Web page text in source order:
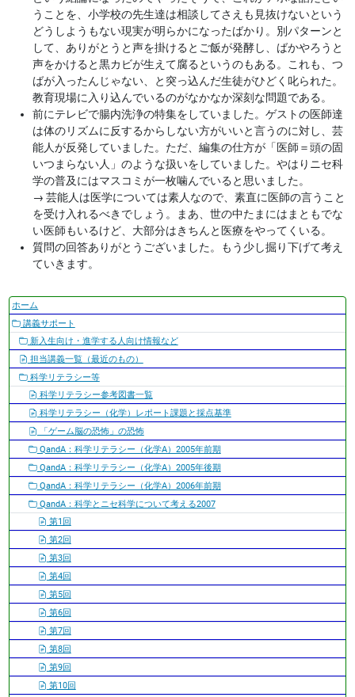
うことを、小学校の先生達は相談してさえも見抜けないという
どうしようもない現実が明らかになったばかり。別パターンと
して、ありがとうと声を掛けるとご飯が発酵し、ばかやろうと
声をかけると黒カビが生えて腐るというのもある。これも、つ
ばが入ったんじゃない、と突っ込んだ生徒がひどく叱られた。
教育現場に入り込んでいるのがなかなか深刻な問題である。
前にテレビで腸内洗浄の特集をしていました。ゲストの医師達
は体のリズムに反するからしない方がいいと言うのに対し、芸
能人が反発していました。ただ、編集の仕方が「医師＝頭の固
いつまらない人」のような扱いをしていました。やはりニセ科
学の普及にはマスコミが一枚噛んでいると思いました。
→ 芸能人は医学については素人なので、素直に医師の言うこと
を受け入れるべきでしょう。まあ、世の中たまにはまともでな
い医師もいるけど、大部分はきちんと医療をやってくいる。
質問の回答ありがとうございました。もう少し掘り下げて考え
ていきます。
ナ
ビ
ゲ
ー
シ
ョ
ン
ホーム
講義サポート
新入生向け・進学する人向け情報など
担当講義一覧（最近のもの）
科学リテラシー等
科学リテラシー参考図書一覧
科学リテラシー（化学）レポート課題と採点基準
「ゲーム脳の恐怖」の恐怖
QandA：科学リテラシー（化学A）2005年前期
QandA：科学リテラシー（化学A）2005年後期
QandA：科学リテラシー（化学A）2006年前期
QandA：科学とニセ科学について考える2007
第1回
第2回
第3回
第4回
第5回
第6回
第7回
第8回
第9回
第10回